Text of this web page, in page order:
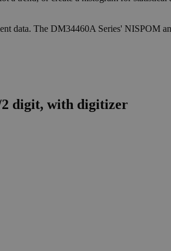
data. The DM34460A Series' NISPOM
2 digit, with digitizer